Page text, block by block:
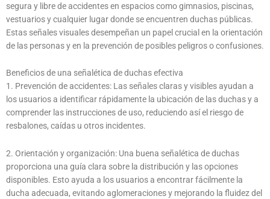
segura y libre de accidentes en espacios como gimnasios, piscinas,
vestuarios y cualquier lugar donde se encuentren duchas públicas.
Estas señales visuales desempeñan un papel crucial en la orientación
de las personas y en la prevención de posibles peligros o confusiones.
Beneficios de una señalética de duchas efectiva
1. Prevención de accidentes: Las señales claras y visibles ayudan a
los usuarios a identificar rápidamente la ubicación de las duchas y a
comprender las instrucciones de uso, reduciendo así el riesgo de
resbalones, caídas u otros incidentes.
2. Orientación y organización: Una buena señalética de duchas
proporciona una guía clara sobre la distribución y las opciones
disponibles. Esto ayuda a los usuarios a encontrar fácilmente la
ducha adecuada, evitando aglomeraciones y mejorando la fluidez del